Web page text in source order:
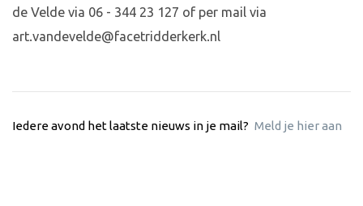
de Velde via 06 - 344 23 127 of per mail via
art.vandevelde@facetridderkerk.nl
Iedere avond het laatste nieuws in je mail? Meld je hier aan